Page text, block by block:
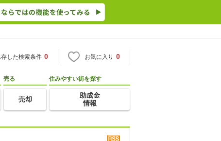
した検索条件 0 お気に入り 0
売る
売却
住みやすい街を探す
助成金
情報